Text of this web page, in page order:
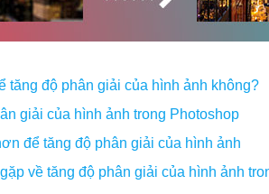
tăng độ phân giải của hình ảnh không?
giải của hình ảnh trong Photoshop
để tăng độ phân giải của hình ảnh
về tăng độ phân giải của hình ảnh